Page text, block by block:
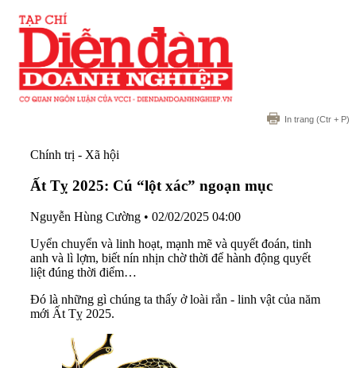
In trang (Ctr + P)
Chính trị - Xã hội
Ất Tỵ 2025: Cú “lột xác” ngoạn mục
Nguyễn Hùng Cường • 02/02/2025 04:00
Uyển chuyển và linh hoạt, mạnh mẽ và quyết đoán, tinh
anh và lì lợm, biết nín nhịn chờ thời để hành động quyết
liệt đúng thời điểm…
Đó là những gì chúng ta thấy ở loài rắn - linh vật của năm
mới Ất Tỵ 2025.